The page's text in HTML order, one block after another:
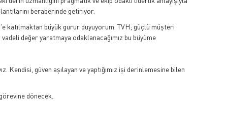
beraberinde getiriyor.
katılmaktan büyük gurur duyuyorum. TVH; güçlü müşteri
değer yaratmaya odaklanacağımız bu büyüme
güven aşılayan ve yaptığımız işi derinlemesine bilen
dönecek.